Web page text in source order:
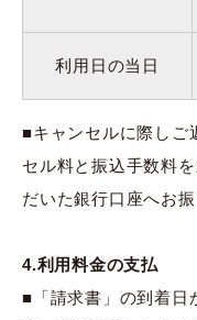
利用日の当日
■キャンセルに際しご
セル料と振込手数料
だいた銀行口座へお
4.利用料金の支払
■「請求書」の到着日